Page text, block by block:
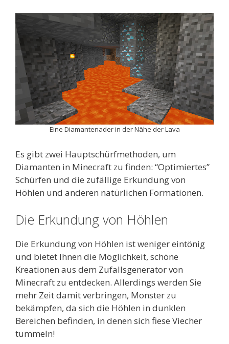
Eine Diamantenader in der Nähe der Lava
Es gibt zwei Hauptschürfmethoden, um
Diamanten in Minecraft zu finden: “Optimiertes”
Schürfen und die zufällige Erkundung von
Höhlen und anderen natürlichen Formationen.
Die Erkundung von Höhlen
Die Erkundung von Höhlen ist weniger eintönig
und bietet Ihnen die Möglichkeit, schöne
Kreationen aus dem Zufallsgenerator von
Minecraft zu entdecken. Allerdings werden Sie
mehr Zeit damit verbringen, Monster zu
bekämpfen, da sich die Höhlen in dunklen
Bereichen befinden, in denen sich fiese Viecher
tummeln!